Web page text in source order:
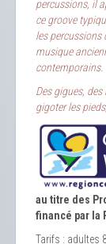
percussions, il
ce groove
les percussions
musique
contemporains.
Des gigues,
gigoter les
au titre des
financé par la
Tarifs : adultes